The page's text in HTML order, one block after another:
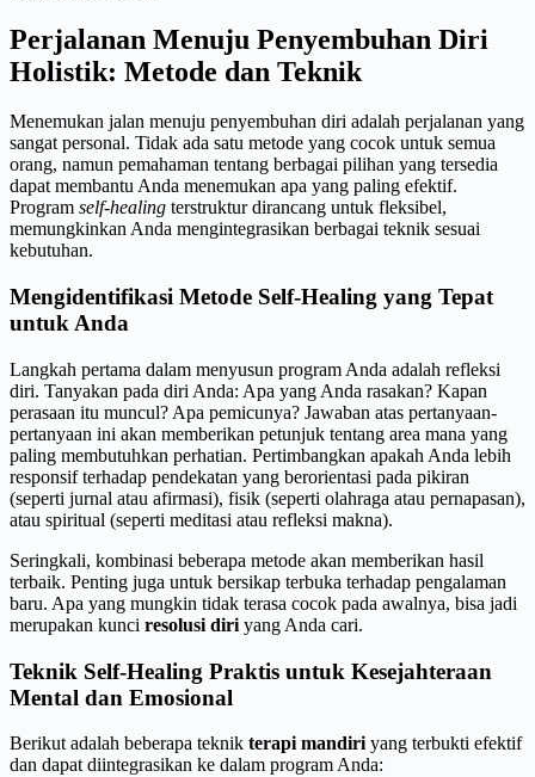
Perjalanan Menuju Penyembuhan Diri
Holistik: Metode dan Teknik
Menemukan jalan menuju penyembuhan diri adalah perjalanan yang
sangat personal. Tidak ada satu metode yang cocok untuk semua
orang, namun pemahaman tentang berbagai pilihan yang tersedia
dapat membantu Anda menemukan apa yang paling efektif.
Program self-healing terstruktur dirancang untuk fleksibel,
memungkinkan Anda mengintegrasikan berbagai teknik sesuai
kebutuhan.
Mengidentifikasi Metode Self-Healing yang Tepat
untuk Anda
Langkah pertama dalam menyusun program Anda adalah refleksi
diri. Tanyakan pada diri Anda: Apa yang Anda rasakan? Kapan
perasaan itu muncul? Apa pemicunya? Jawaban atas pertanyaan-
pertanyaan ini akan memberikan petunjuk tentang area mana yang
paling membutuhkan perhatian. Pertimbangkan apakah Anda lebih
responsif terhadap pendekatan yang berorientasi pada pikiran
(seperti jurnal atau afirmasi), fisik (seperti olahraga atau pernapasan),
atau spiritual (seperti meditasi atau refleksi makna).
Seringkali, kombinasi beberapa metode akan memberikan hasil
terbaik. Penting juga untuk bersikap terbuka terhadap pengalaman
baru. Apa yang mungkin tidak terasa cocok pada awalnya, bisa jadi
merupakan kunci resolusi diri yang Anda cari.
Teknik Self-Healing Praktis untuk Kesejahteraan
Mental dan Emosional
Berikut adalah beberapa teknik terapi mandiri yang terbukti efektif
dan dapat diintegrasikan ke dalam program Anda: